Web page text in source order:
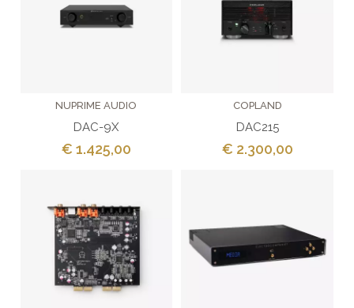
NUPRIME AUDIO
DAC-9X
€ 1.425,00
COPLAND
DAC215
€ 2.300,00